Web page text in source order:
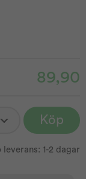
89,90
Köp
leverans: 1-2 dagar